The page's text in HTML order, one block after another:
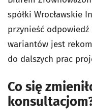
spółki Wrocławskie
przynieść
wariantów jest
do dalszych prac
Co się